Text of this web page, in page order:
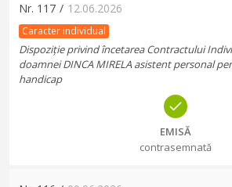
Nr. 117 / 12.06.2026
Caracter individual
Dispoziție privind încetarea Contractului
doamnei DINCA MIRELA asistent personal
handicap
EMISĂ
contrasemnată